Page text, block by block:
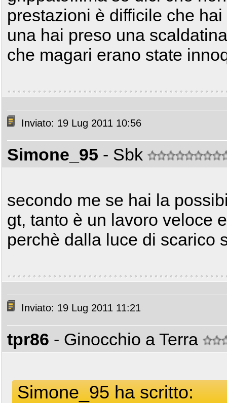
prestazioni è difficile che
una hai preso una
che magari erano state
Inviato: 19 Lug 2011 10:56
Simone_95 - Sbk
secondo me se hai la
gt, tanto è un lavoro veloce
perchè dalla luce di scarico
Inviato: 19 Lug 2011 11:21
tpr86 - Ginocchio a Terra
Simone_95 ha scritto: